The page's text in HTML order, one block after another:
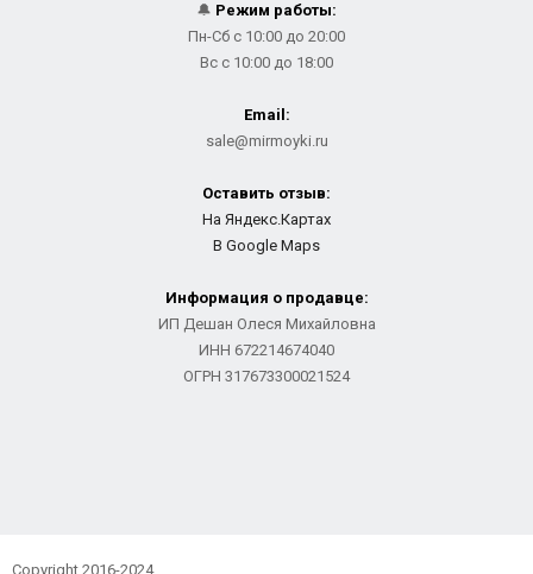
🔔 Режим работы:
Пн-Сб с 10:00 до 20:00
Вс с 10:00 до 18:00
Email:
sale@mirmoyki.ru
Оставить отзыв:
На Яндекс.Картах
В Google Maps
Информация о продавце:
ИП Дешан Олеся Михайловна
ИНН 672214674040
ОГРН 317673300021524
Copyright 2016-2024